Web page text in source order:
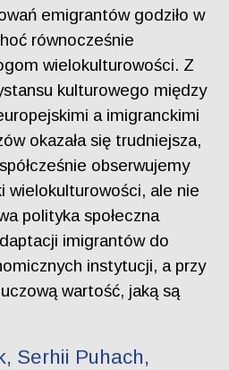
emigrantów godziło w
równocześnie
wielokulturowości. Z
kulturowego między
a imigranckimi
okazała się trudniejsza,
obserwujemy
wielokulturowości, ale nie
polityka społeczna
imigrantów do
instytucji, a przy
wartość, jaką są
Serhii Puhach,